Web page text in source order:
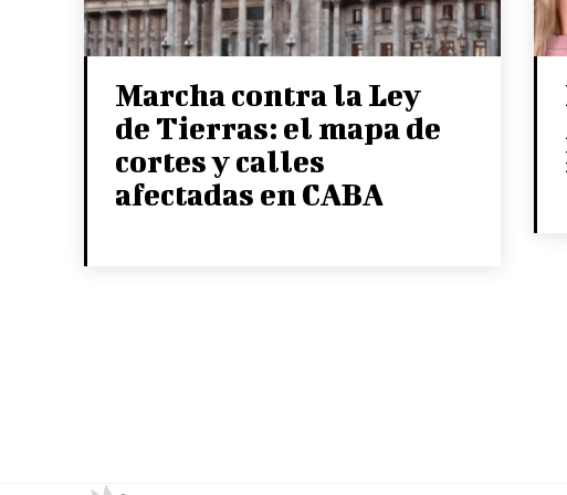
Marcha contra la Ley
de Tierras: el mapa de
cortes y calles
afectadas en CABA